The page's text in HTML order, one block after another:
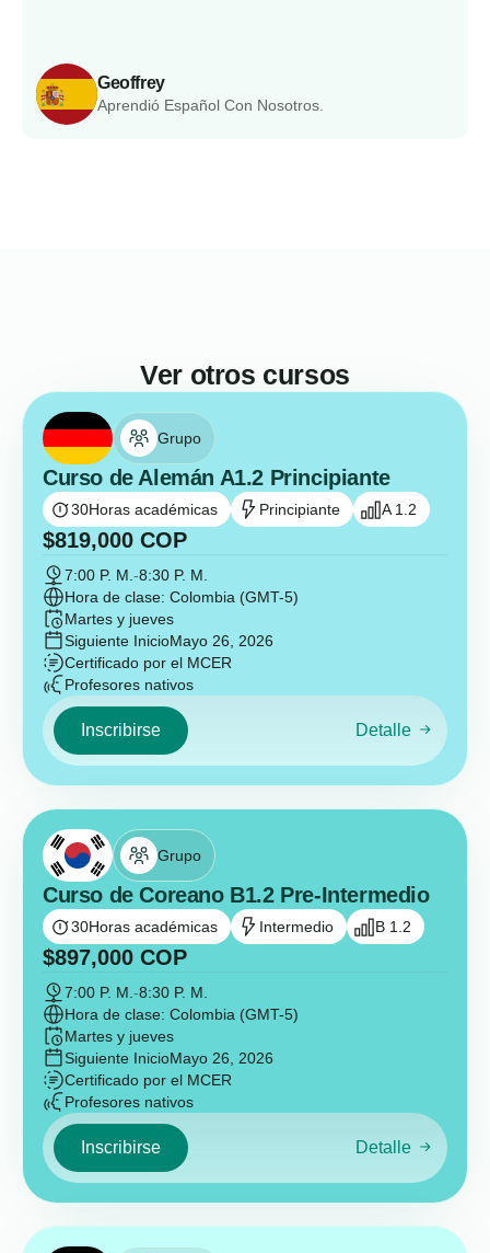
Geoffrey
Aprendió Español Con Nosotros.
Ver otros cursos
Grupo
Curso de Alemán A1.2 Principiante
30Horas académicas Principiante A 1.2
$819,000 COP
7:00 P. M. -8:30 P. M.
Hora de clase: Colombia (GMT-5)
Martes y jueves
Siguiente InicioMayo 26, 2026
Certificado por el MCER
Profesores nativos
Inscribirse Detalle
Grupo
Curso de Coreano B1.2 Pre-Intermedio
30Horas académicas Intermedio B 1.2
$897,000 COP
7:00 P. M. -8:30 P. M.
Hora de clase: Colombia (GMT-5)
Martes y jueves
Siguiente InicioMayo 26, 2026
Certificado por el MCER
Profesores nativos
Inscribirse Detalle